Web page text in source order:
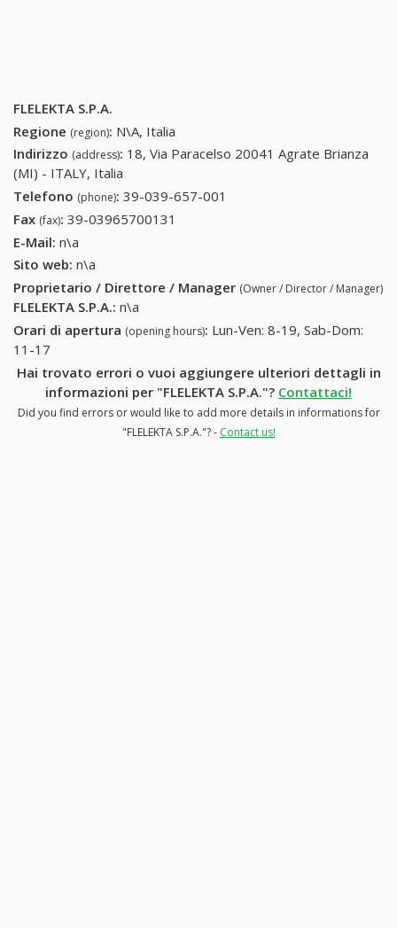
FLELEKTA S.P.A.
Regione (region): N\A, Italia
Indirizzo (address): 18, Via Paracelso 20041 Agrate Brianza
(MI) - ITALY, Italia
Telefono (phone): 39-039-657-001
Fax (fax): 39-03965700131
E-Mail: n\a
Sito web: n\a
Proprietario / Direttore / Manager (Owner / Director / Manager)
FLELEKTA S.P.A.: n\a
Orari di apertura (opening hours): Lun-Ven: 8-19, Sab-Dom:
11-17
Hai trovato errori o vuoi aggiungere ulteriori dettagli in
informazioni per "FLELEKTA S.P.A."? Contattaci!
Did you find errors or would like to add more details in informations for
"FLELEKTA S.P.A."? - Contact us!